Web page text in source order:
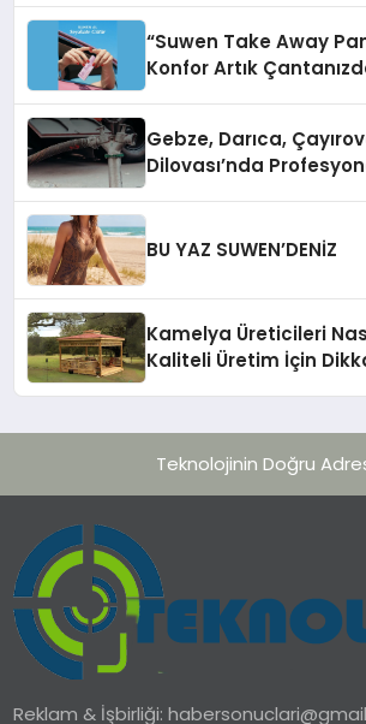
“Suwen Take Away
Konfor Artık
Gebze, Darıca,
Dilovası’nda
BU YAZ SUWEN’DENİZ
Kamelya Üreticileri
Kaliteli Üretim İçin
Teknolojinin Doğru
Reklam & İşbirliği: